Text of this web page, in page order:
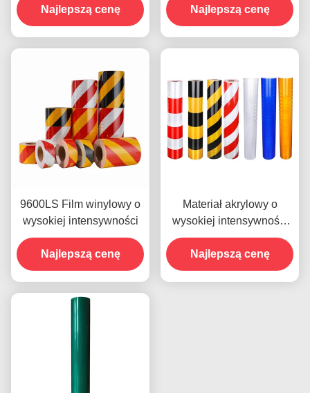
Prismatyczna arkusz z
tworzyw sztucznych EGP
Najlepszą cenę
bezpieczeństwa ruchu
drogowego
Najlepszą cenę
9600LS Film winylowy o
wysokiej intensywności
Najlepszą cenę
Materiał akrylowy o
wysokiej intensywności
odblaskowy film na pasie
nachylonym 9300s do
naklejek samochodowych
Najlepszą cenę